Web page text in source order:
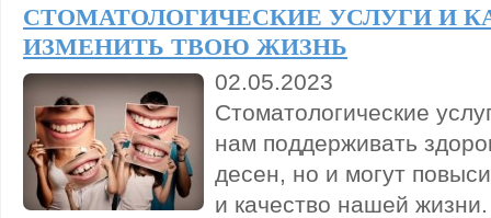
СТОМАТОЛОГИЧЕСКИЕ УСЛУГИ И
ИЗМЕНИТЬ ТВОЮ ЖИЗНЬ
02.05.2023
Стоматологические
нам поддерживать
десен, но и могут
и качество нашей